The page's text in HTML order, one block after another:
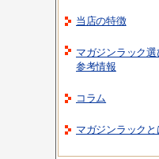
当店の特徴
マガジンラック選
参考情報
コラム
マガジンラックと